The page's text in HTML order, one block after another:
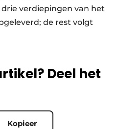
verdiepingen van het
de rest volgt
Deel het
Kopieer